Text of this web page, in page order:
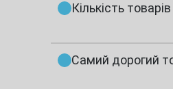
Кількість товарів
Самий дорогий